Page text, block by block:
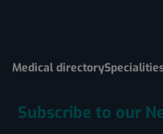
Medical directory
Subscribe to our